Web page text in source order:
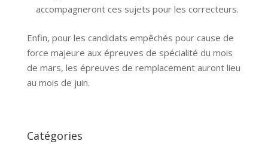
accompagneront ces sujets pour les correcteurs.
Enfin, pour les candidats empêchés pour cause de
force majeure aux épreuves de spécialité du mois
de mars, les épreuves de remplacement auront lieu
au mois de juin.
Catégories